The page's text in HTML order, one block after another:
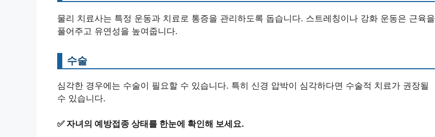
물리 치료사는 특정 운동과 치료로 통증을 관리하도록 돕습니다. 스트레칭이나 강화 운동은 근육을
풀어주고 유연성을 높여줍니다.
수술
심각한 경우에는 수술이 필요할 수 있습니다. 특히 신경 압박이 심각하다면 수술적 치료가 권장될
수 있습니다.
✅ 자녀의 예방접종 상태를 한눈에 확인해 보세요.